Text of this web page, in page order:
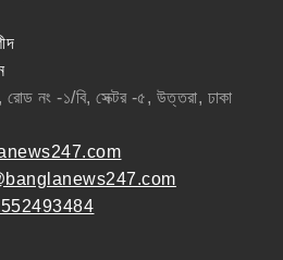
নং -১/বি, সেক্টর -৫, উত্তরা, ঢাকা